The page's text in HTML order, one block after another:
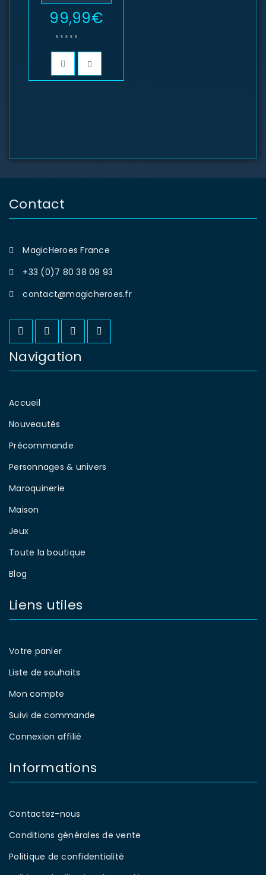
99,99€
Contact
MagicHeroes France
+33 (0)7 80 38 09 93
contact@magicheroes.fr
Navigation
Accueil
Nouveautés
Précommande
Personnages & univers
Maroquinerie
Maison
Jeux
Toute la boutique
Blog
Liens utiles
Votre panier
Liste de souhaits
Mon compte
Suivi de commande
Connexion affilié
Informations
Contactez-nous
Conditions générales de vente
Politique de confidentialité